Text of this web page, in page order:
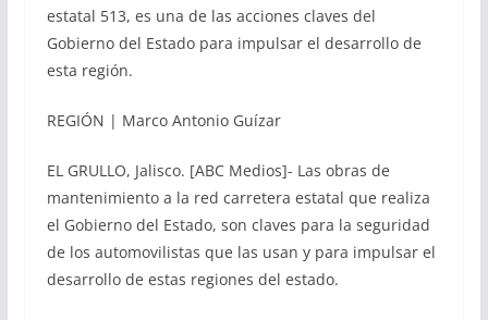
estatal 513, es una de las acciones claves del
Gobierno del Estado para impulsar el desarrollo de
esta región.
REGIÓN | Marco Antonio Guízar
EL GRULLO, Jalisco. [ABC Medios]- Las obras de
mantenimiento a la red carretera estatal que realiza
el Gobierno del Estado, son claves para la seguridad
de los automovilistas que las usan y para impulsar el
desarrollo de estas regiones del estado.